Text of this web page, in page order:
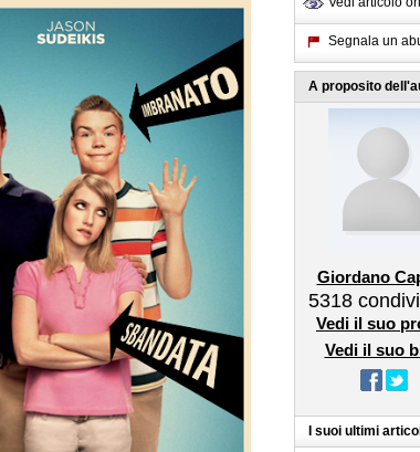
Segnala un
A proposito
Giordano
5318
Vedi il suo
Vedi il suo
I suoi ultimi